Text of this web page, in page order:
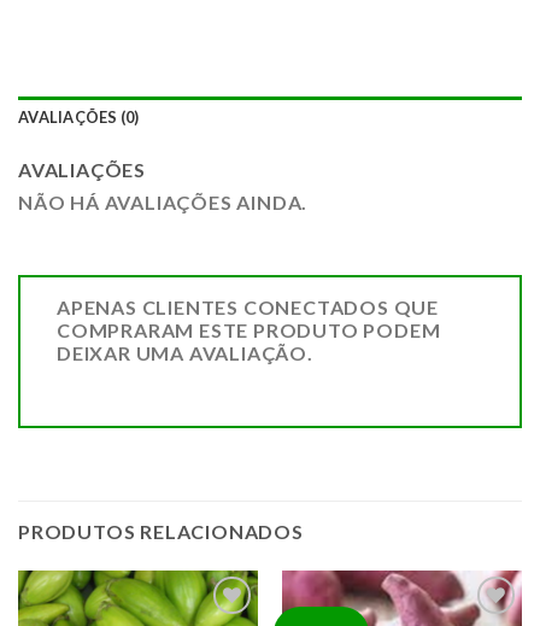
AVALIAÇÕES (0)
AVALIAÇÕES
NÃO HÁ AVALIAÇÕES AINDA.
APENAS CLIENTES CONECTADOS QUE
COMPRARAM ESTE PRODUTO PODEM
DEIXAR UMA AVALIAÇÃO.
PRODUTOS RELACIONADOS